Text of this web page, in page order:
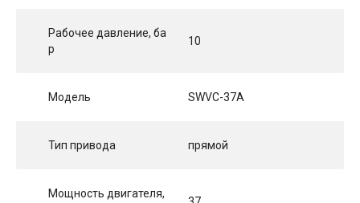
Рабочее давление, ба
р
10
Модель SWVC-37A
Тип привода прямой
Мощность двигателя,